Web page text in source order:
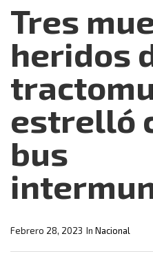
Tres
heridos
estrelló
bus
In Nacional
Febrero 28, 2023